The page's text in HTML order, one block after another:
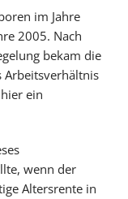
im Jahre
2005. Nach
bekam die
Arbeitsverhältnis
ein
wenn der
Altersrente in